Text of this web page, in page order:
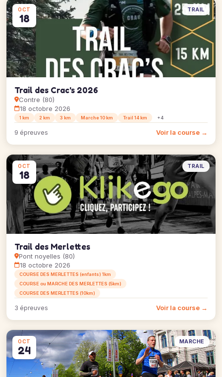
OCT
18
TRAIL
Trail des Crac's 2026
Contre (80)
18 octobre 2026
1 km 2 km 3 km Marche 10 km Trail 14 km +4
9 épreuves Voir la course →
OCT
18
TRAIL
Trail des Merlettes
Pont noyelles (80)
18 octobre 2026
COURSE DES MERLETTES (enfants) 1km
COURSE ou MARCHE DES MERLETTES (5km)
COURSE DES MERLETTES (10km)
3 épreuves Voir la course →
OCT
24
MARCHE